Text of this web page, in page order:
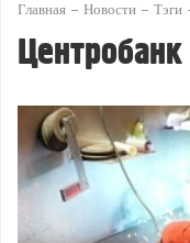
Главная Новости Тэги
Центробанк